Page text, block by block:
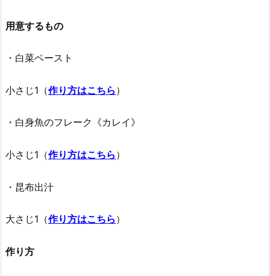
用意するもの
・白菜ペースト
小さじ1（作り方はこちら ）
・白身魚のフレーク《カレイ》
小さじ1（作り方はこちら ）
・昆布出汁
大さじ1（作り方はこちら ）
作り方